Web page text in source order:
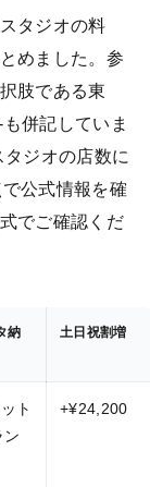
タジオの料
めました。参
肢である東
併記していま
ジオの店数に
公式情報を確
でご確認くだ
納
土日祝割増
ト
ン
+¥24,200